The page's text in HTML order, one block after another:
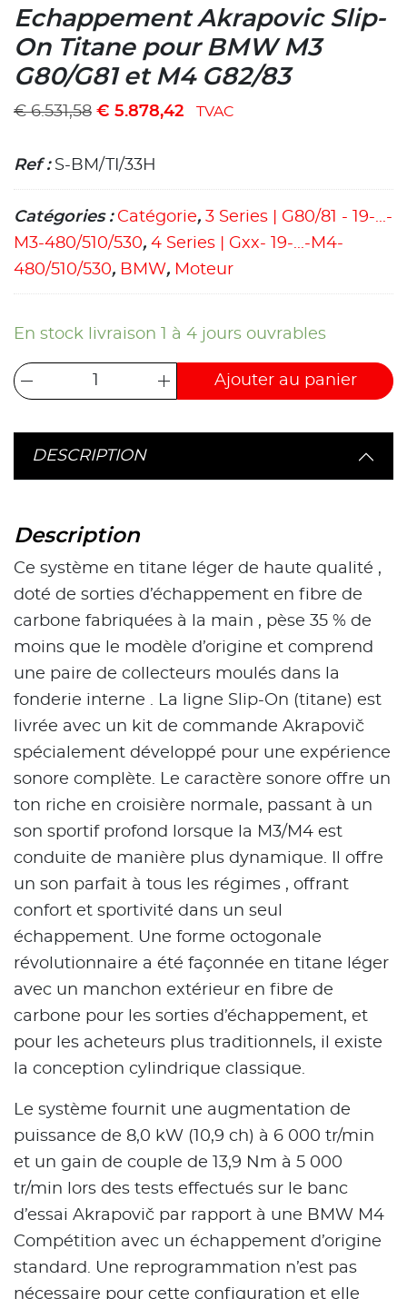
Echappement Akrapovic Slip-
On Titane pour BMW M3
G80/G81 et M4 G82/83
€6.531,58 € 5.878,42 TVAC
Ref : S-BM/TI/33H
Catégories : Catégorie, 3 Series | G80/81 - 19-...-
M3-480/510/530, 4 Series | Gxx- 19-...-M4-
480/510/530, BMW, Moteur
En stock livraison 1 à 4 jours ouvrables
Ajouter au panier
DESCRIPTION
Description
Ce système en titane léger de haute qualité ,
doté de sorties d’échappement en fibre de
carbone fabriquées à la main , pèse 35 % de
moins que le modèle d’origine et comprend
une paire de collecteurs moulés dans la
fonderie interne . La ligne Slip-On (titane) est
livrée avec un kit de commande Akrapovič
spécialement développé pour une expérience
sonore complète. Le caractère sonore offre un
ton riche en croisière normale, passant à un
son sportif profond lorsque la M3/M4 est
conduite de manière plus dynamique. Il offre
un son parfait à tous les régimes , offrant
confort et sportivité dans un seul
échappement. Une forme octogonale
révolutionnaire a été façonnée en titane léger
avec un manchon extérieur en fibre de
carbone pour les sorties d’échappement, et
pour les acheteurs plus traditionnels, il existe
la conception cylindrique classique.
Le système fournit une augmentation de
puissance de 8,0 kW (10,9 ch) à 6 000 tr/min
et un gain de couple de 13,9 Nm à 5 000
tr/min lors des tests effectués sur le banc
d’essai Akrapovič par rapport à une BMW M4
Compétition avec un échappement d’origine
standard. Une reprogrammation n’est pas
nécessaire pour cette configuration et elle